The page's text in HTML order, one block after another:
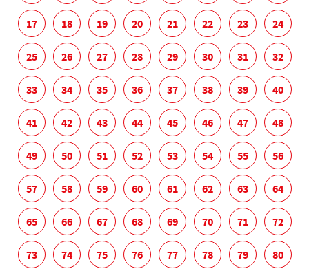
17 18 19 20 21 22 23 24
25 26 27 28 29 30 31 32
33 34 35 36 37 38 39 40
41 42 43 44 45 46 47 48
49 50 51 52 53 54 55 56
57 58 59 60 61 62 63 64
65 66 67 68 69 70 71 72
73 74 75 76 77 78 79 80